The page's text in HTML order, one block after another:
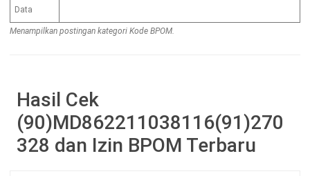
Data
Menampilkan postingan kategori Kode BPOM.
Hasil Cek
(90)MD862211038116(91)270
328 dan Izin BPOM Terbaru